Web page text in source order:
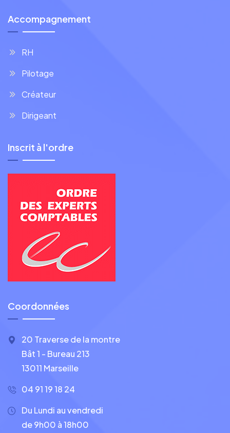
Accompagnement
RH
Pilotage
Créateur
Dirigeant
Inscrit à l'ordre
Coordonnées
20 Traverse de la montre
Bât 1 - Bureau 213
13011 Marseille
04 91 19 18 24
Du Lundi au vendredi
de 9h00 à 18h00